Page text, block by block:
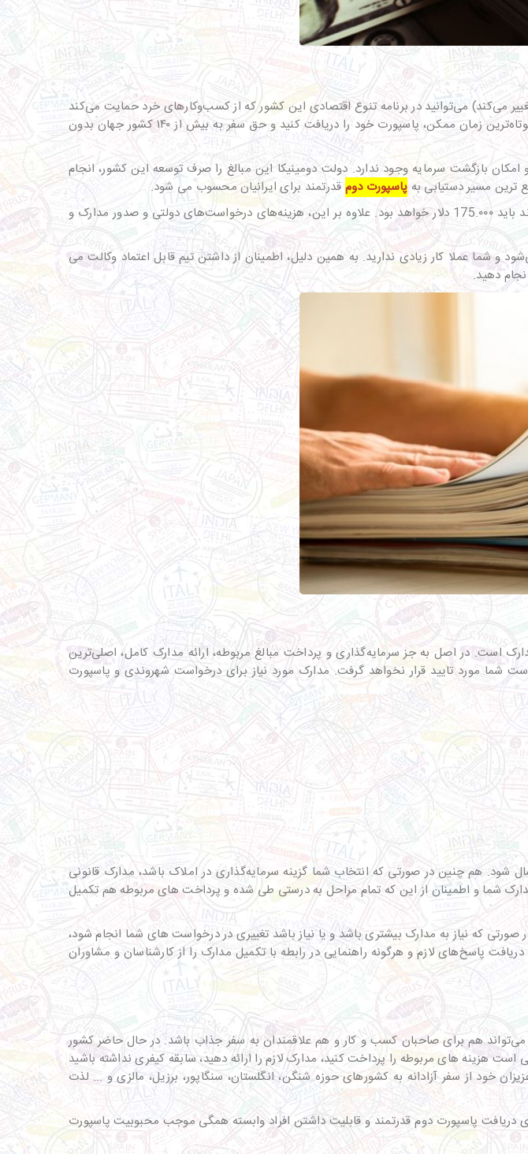
تعداد افراد و در طول زمان تغییر می‌کند) می‌توانید در برنامه تنوع اقتصادی این کشور که از کسب‌و‌کارهای خرد حمایت می‌کند
شرکت کرده و بعد از این که سابقه قانونی شما چک شد و تاییدیه‌های لازم را دریافت کردید، در کوتاه‌ترین زمان ممکن، پاسپورت خود را دریافت کنید و حق سفر به بیش از ۱۴۰ کشور جهان بدون
بازگشت سرمایه وجود ندارد. دولت دومینیکا این مبالغ را صرف توسعه این کشور، انجام
مسیر دستیابی به پاسپورت دوم قدرتمند برای ایرانیان محسوب می شود.
در صورتی که متاهل هستید این مبلغ برای شما و همسرتان ۱۵۰.۰۰۰ دلار و یک خانواده با دو فرزند باید 175.۰۰۰ دلار خواهد بود. علاوه بر این، هزینه‌های درخواست‌های دولتی و صدور مدارک و
و شما عملا کار زیادی ندارید. به همین دلیل، ‌اطمینان از داشتن تیم قابل اعتماد وکالت می
دهید.
است. در اصل به جز سرمایه‌گذاری و پرداخت مبالغ مربوطه، ارائه مدارک کامل، اصلی‌ترین
مورد تایید قرار نخواهد گرفت. مدارک مورد نیاز برای درخواست شهروندی و پاسپورت
هم چنین در صورتی که انتخاب شما گزینه سرمایه‌گذاری در املاک باشد، مدارک قانونی
شما و اطمینان از این که تمام مراحل به درستی طی شده و پرداخت های مربوطه هم تکمیل
که نیاز به مدارک بیشتری باشد و یا نیاز باشد تغییری در درخواست های شما انجام شود،‌
پاسخ‌های لازم و هرگونه راهنمایی در رابطه با تکمیل مدارک را از کارشناسان و مشاوران
است که می‌تواند هم برای صاحبان کسب و کار و هم علاقمندان به سفر جذاب باشد. در حال حاضر کشور
هزینه های مربوطه را پرداخت کنید،‌ مدارک لازم را ارائه دهید، سابقه کیفری نداشته باشید
عزیزان خود از سفر آزادانه به کشورهای حوزه شنگن، انگلستان، سنگاپور، برزیل، مالزی و ... لذت
دریافت پاسپورت دوم قدرتمند و قابلیت داشتن افراد وابسته همگی موجب محبوبیت پاسپورت